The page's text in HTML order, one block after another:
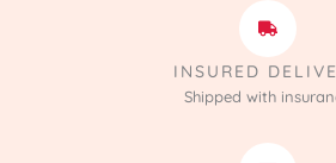
INSURED
Shipped with